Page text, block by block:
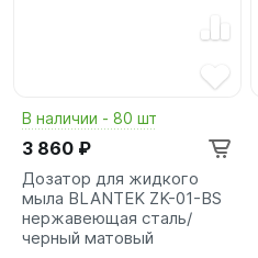
В наличии - 80 шт
3 860 ₽
Дозатор для жидкого
мыла BLANTEK ZK-01-BS
нержавеющая сталь/
черный матовый